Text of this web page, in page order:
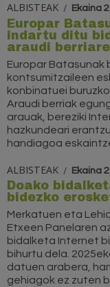
ALBISTEAK Ekaina
Europar
indartu ditu
araudi
Europar Batasunak
kontsumitzaileen
konbinatuei
Araudi berriak
arauak, bereziki
hazkundeari
handiagoa
ALBISTEAK Ekaina
Doako
bidezko
Merkatuen eta
Etxeen Panelaren
bidalketa Internet
bihurtu dela.
datuen arabera,
gehiagok ez zuten